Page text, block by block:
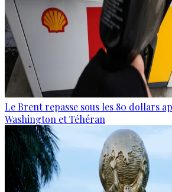
Le Brent repasse sous les 80 dollars
Washington et Téhéran